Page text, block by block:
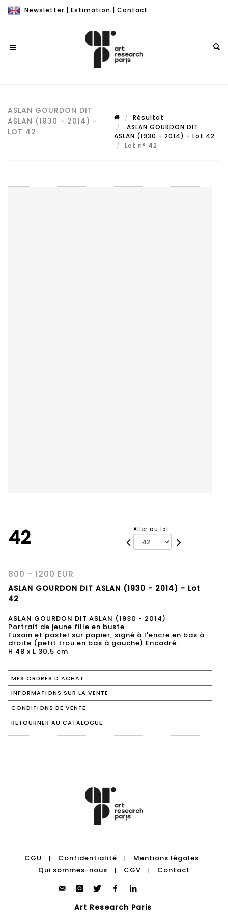
Newsletter | Estimation | Contact
ASLAN GOURDON DIT
ASLAN (1930 - 2014) -
LOT 42
Résultat
ASLAN GOURDON DIT
ASLAN (1930 - 2014) - Lot 42
Lot n° 42
42 Aller au lot
800 - 1200 EUR
ASLAN GOURDON DIT ASLAN (1930 - 2014) - Lot
42
ASLAN GOURDON DIT ASLAN (1930 - 2014)
Portrait de jeune fille en buste
Fusain et pastel sur papier, signé à l'encre en bas à
droite (petit trou en bas à gauche) Encadré.
H 48 x L 30.5 cm
MES ORDRES D'ACHAT
INFORMATIONS SUR LA VENTE
CONDITIONS DE VENTE
RETOURNER AU CATALOGUE
CGU | Confidentialité |
Mentions légales
Qui sommes-nous
| CGV | Contact
Art Research Paris